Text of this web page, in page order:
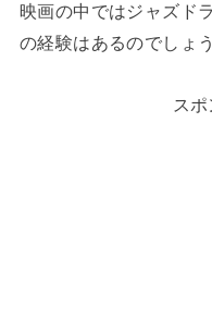
映画の中ではジャズド
の経験はあるのでしょう
ス